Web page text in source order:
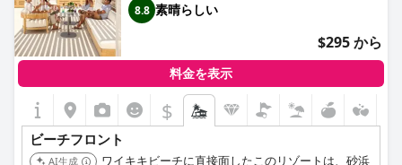
8.8 素晴らしい
$295 から
料金を表示
$
ビーチフロント
AI生成
ワイキキビーチに直接面したこのリゾートは、砂浜